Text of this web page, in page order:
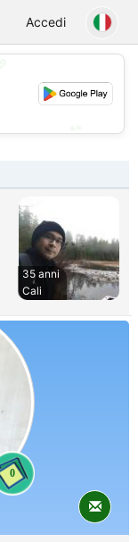
Accedi
35 anni
Cali
0